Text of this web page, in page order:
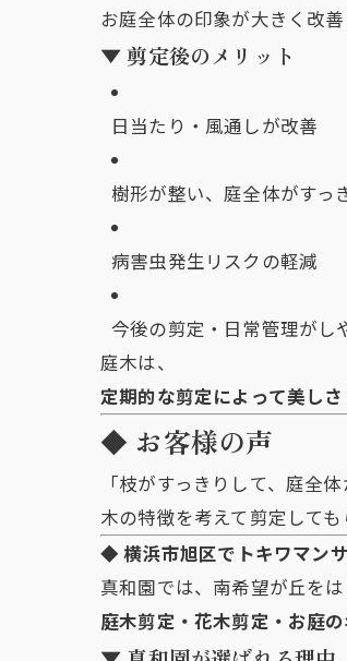
お庭全体の印象が大きく改善
▼ 剪定後のメリット
日当たり・風通しが改善
樹形が整い、庭全体がすっ
病害虫発生リスクの軽減
今後の剪定・日常管理がし
庭木は、
定期的な剪定によって美し
◆ お客様の声
「枝がすっきりして、庭全
木の特徴を考えて剪定しても
◆ 横浜市旭区でトキワマン
真和園では、南希望が丘を
庭木剪定・花木剪定・お庭